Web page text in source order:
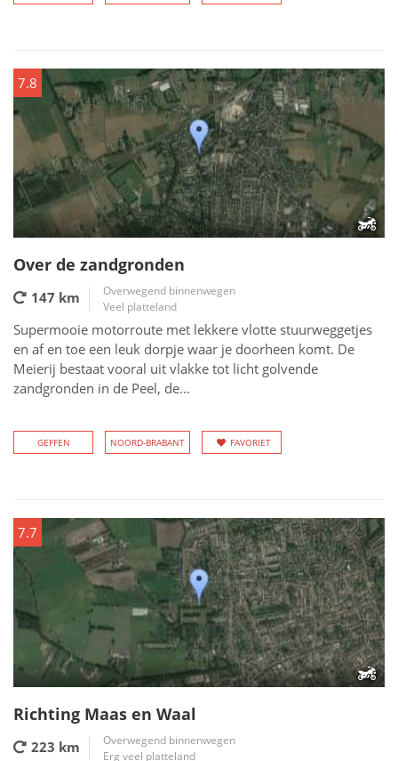
7.8
Over de zandgronden
147 km
Overwegend binnenwegen
Veel platteland
Supermooie motorroute met lekkere vlotte stuurweggetjes
en af en toe een leuk dorpje waar je doorheen komt. De
Meierij bestaat vooral uit vlakke tot licht golvende
zandgronden in de Peel, de...
GEFFEN NOORD-BRABANT FAVORIET
7.7
Richting Maas en Waal
223 km
Overwegend binnenwegen
Erg veel platteland